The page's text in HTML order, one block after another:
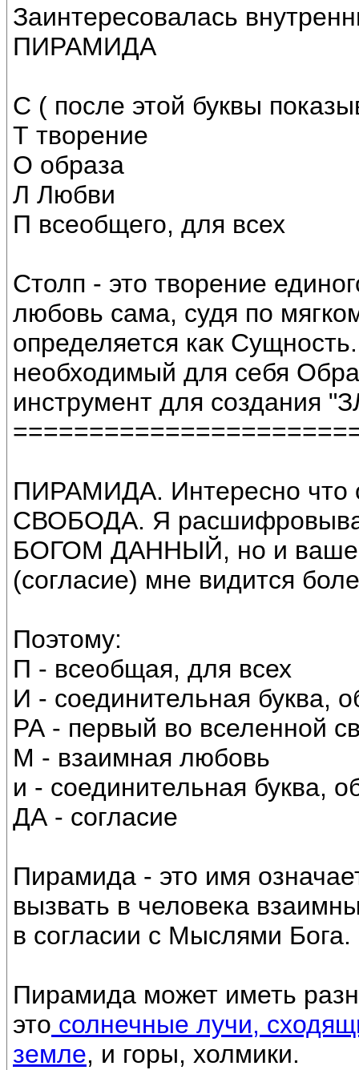
Заинтересовалась
ПИРАМИДА
С ( после этой буквы
Т творение
О образа
Л Любви
П всеобщего, для всех
Столп - это творение
любовь сама, судя по
определяется как
необходимый для себя
инструмент для создания
ПИРАМИДА. Интересно что
СВОБОДА. Я
БОГОМ ДАННЫЙ, но и
(согласие) мне видится
Поэтому:
П - всеобщая, для всех
И - соединительная буква,
РА - первый во вселенной
М - взаимная любовь
и - соединительная буква,
ДА - согласие
Пирамида - это имя
вызвать в человека
в согласии с Мыслями Бога.
Пирамида может иметь
это солнечные лучи,
земле, и горы, холмики.